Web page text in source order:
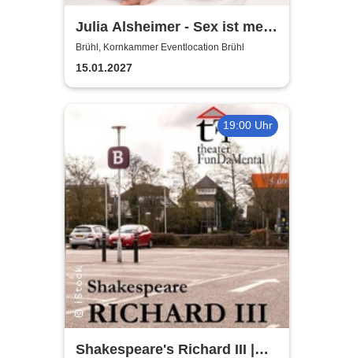
Julia Alsheimer - Sex ist mehr
als nur 'ne Nummer
Brühl, Kornkammer Eventlocation Brühl
15.01.2027
19:00 Uhr
Shakespeare's Richard III |